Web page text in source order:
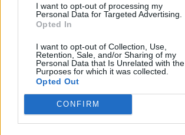
I want to opt-out of processing my
Personal Data for Targeted Advertising.
Opted In
I want to opt-out of Collection, Use,
Retention, Sale, and/or Sharing of my
Personal Data that Is Unrelated with the
Purposes for which it was collected.
Opted Out
CONFIRM
rendkívüli felvételi
középiskolai felvételi 2025